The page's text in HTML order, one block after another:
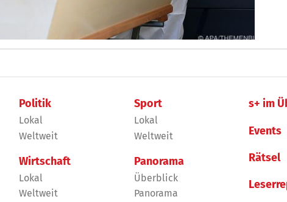
Politik
Lokal
Weltweit
Wirtschaft
Lokal
Weltweit
Sport
Lokal
Weltweit
Panorama
Überblick
Panorama
s+ im
Events
Rätsel